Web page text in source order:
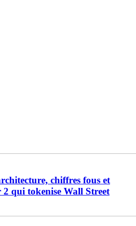
chiffres fous et
qui tokenise Wall Street